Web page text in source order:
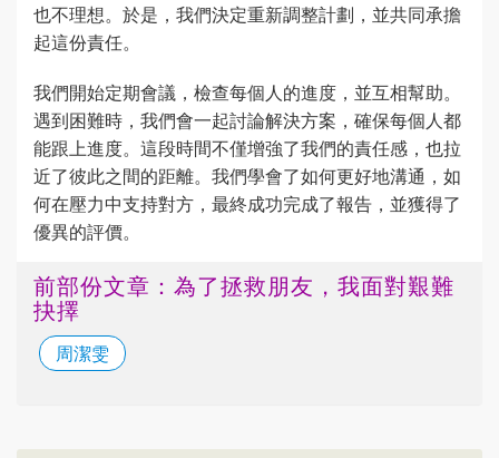
也不理想。於是，我們決定重新調整計劃，並共同承擔
起這份責任。
我們開始定期會議，檢查每個人的進度，並互相幫助。
遇到困難時，我們會一起討論解決方案，確保每個人都
能跟上進度。這段時間不僅增強了我們的責任感，也拉
近了彼此之間的距離。我們學會了如何更好地溝通，如
何在壓力中支持對方，最終成功完成了報告，並獲得了
優異的評價。
前部份文章：為了拯救朋友，我面對艱難
抉擇
周潔雯